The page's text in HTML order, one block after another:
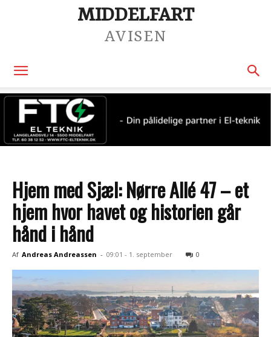
MIDDELFART
AVISEN
Hjem med Sjæl: Nørre Allé 47 – et
hjem hvor havet og historien går
hånd i hånd
Af Andreas Andreassen - 09:01 - 1. september 0